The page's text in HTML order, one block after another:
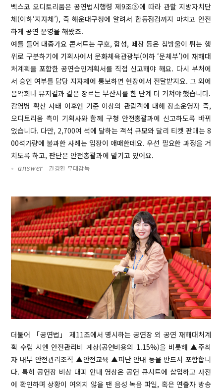
벡스코 오디토리움은 공연법시행령 제9조③에 따라 관할 지방자치단
체(이하‘지자체’), 즉 해운대구청에 알려서 합동점검까지 마치고 안전
하게 공연 운영을 해왔죠.
예를 들어 대중가요 콘서트는 구호, 함성, 떼창 등은 침방울이 튀는 행
위로 구분하기에 기획사에서 문화체육관광부(이하 ‘문체부’)에 재해대
처계획을 포함한 공연승인계획서를 직접 신고해야 해요. 다시 부처에
서 승인 여부를 담당 지자체에 통보하면 현장에서 전달받지요. 그 외에
음악회나 뮤지컬과 같은 장르는 부산시를 한 단계 더 거쳐야 했습니다.
감염병 확산 사태 이후엔 기준 이상의 관람객에 대해 장소운영자 즉,
오디토리움 측이 기획사와 함께 구청 안전총괄과에 신고하도록 바뀌
었습니다. 다만, 2,700여 석에 달하는 객석 규모와 달리 티켓 판매는 8
00석가량에 불과한 사례는 입장이 애매한데요. 우선 필요한 과정을 거
치도록 하고, 판단은 안전총괄과에 맡기고 있어요.
• answer 권경환 무대감독
더불어 「공연법」 제11조에서 명시하는 공연장 외 공연 재해대처계
획 수립 시엔 안전관리비 계상(공연비용의 1.15%)을 비롯해 ▲주최
자 내부 안전관리조직 ▲안전교육 ▲피난 안내 등을 반드시 포함합니
다. 특히 공연장 비상 대피 안내 영상은 공연 큐시트에 삽입하고 사전
에 확인하며 상황이 여의치 않을 땐 음성 녹음 파일, 혹은 연출자 방송